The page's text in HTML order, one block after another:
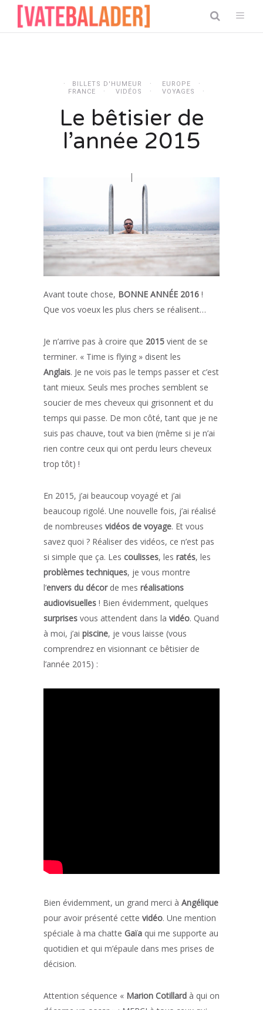
BILLETS D'HUMEUR
EUROPE
FRANCE
VIDÉOS VOYAGES
Le bêtisier de
l’année 2015
Avant toute chose, BONNE ANNÉE 2016 !
Que vos voeux les plus chers se réalisent…
Je n’arrive pas à croire que 2015 vient de se
terminer. « Time is flying » disent les
Anglais. Je ne vois pas le temps passer et c’est
tant mieux. Seuls mes proches semblent se
soucier de mes cheveux qui grisonnent et du
temps qui passe. De mon côté, tant que je ne
suis pas chauve, tout va bien (même si je n’ai
rien contre ceux qui ont perdu leurs cheveux
trop tôt) !
En 2015, j’ai beaucoup voyagé et j’ai
beaucoup rigolé. Une nouvelle fois, j’ai réalisé
de nombreuses vidéos de voyage. Et vous
savez quoi ? Réaliser des vidéos, ce n’est pas
si simple que ça. Les coulisses, les ratés, les
problèmes techniques, je vous montre
l’envers du décorde mes réalisations
audiovisuelles ! Bien évidemment, quelques
surprises vous attendent dans la vidéo. Quand
à moi, j’ai piscine, je vous laisse (vous
comprendrez en visionnant ce bêtisier de
l’année 2015) :
Bien évidemment, un grand merci à Angélique
pour avoir présenté cette vidéo. Une mention
spéciale à ma chatte Gaïa qui me supporte au
quotidien et qui m’épaule dans mes prises de
décision.
Attention séquence « Marion Cotillard à qui on